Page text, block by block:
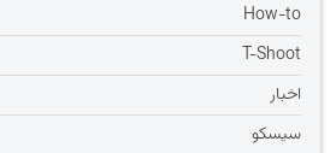
How-to
T-Shoot
اخبار
سیسکو